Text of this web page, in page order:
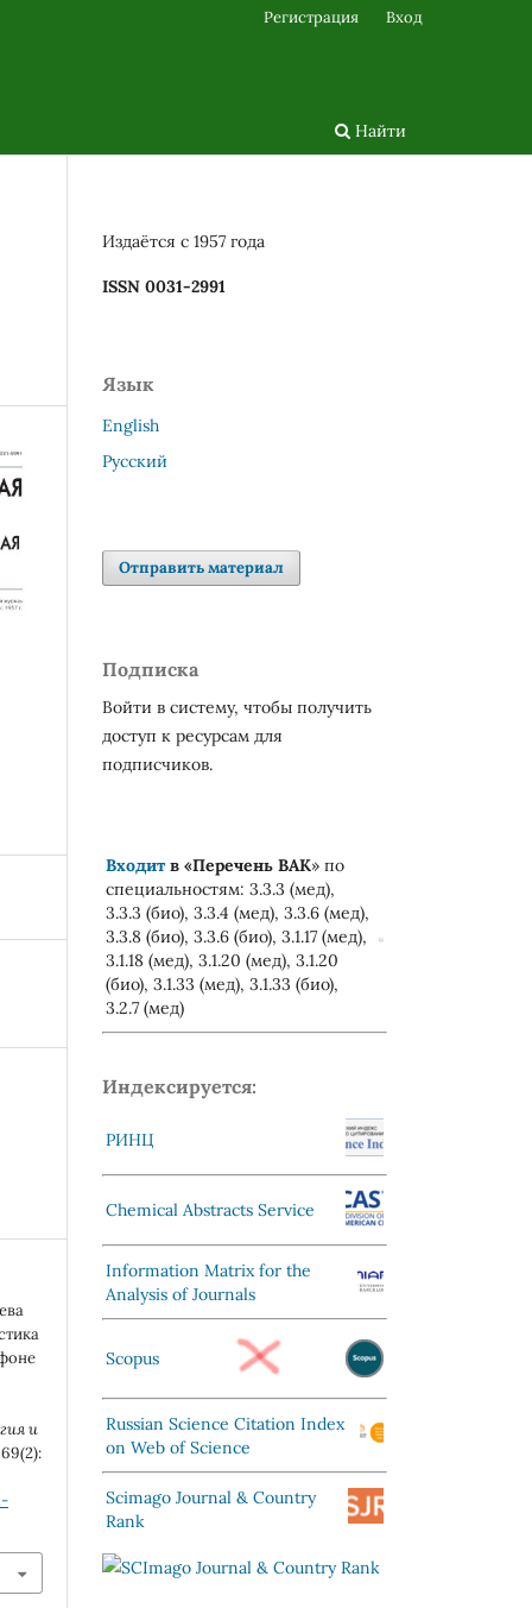
Найти
Регистрация Вход
и
Издаётся с 1957 года
ISSN 0031-2991
Язык
English
Русский
Отправить материал
Подписка
Войти в систему, чтобы получить
доступ к ресурсам для
подписчиков.
Входит в «Перечень ВАК» по
специальностям: 3.3.3 (мед),
3.3.3 (био), 3.3.4 (мед), 3.3.6 (мед),
3.3.8 (био), 3.3.6 (био), 3.1.17 (мед),
3.1.18 (мед), 3.1.20 (мед), 3.1.20
(био), 3.1.33 (мед), 3.1.33 (био),
3.2.7 (мед)
Индексируется:
РИНЦ
Chemical Abstracts Service
Information Matrix for the
Analysis of Journals
Scopus
Russian Science Citation Index
on Web of Science
Scimago Journal & Country
Rank